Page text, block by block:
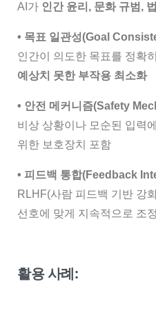
AI가 인간 윤리, 문화 규범,
• 목표 일관성(Goal
인간이 의도한 목표를 정확
예상치 못한 부작용 최소화
• 안전 메커니즘(Safety
비상 상황이나 모순된 입력
위한 보호장치 포함
• 피드백 통합(Feedback
RLHF(사람 피드백 기반 강
선호에 맞게 지속적으로 조정
활용 사례: